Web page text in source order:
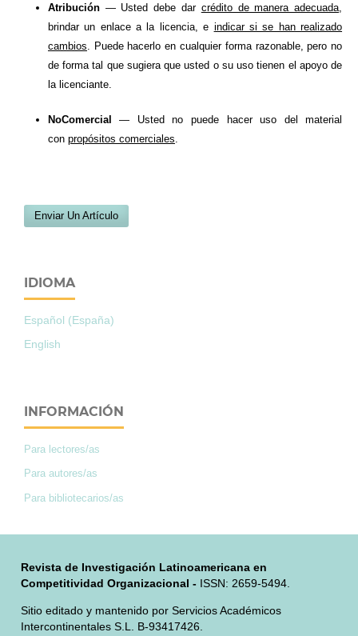
Atribución— Usted debe dar crédito de manera adecuada
brindar un enlace a la licencia, e indicar si se han realizado
cambios . Puede hacerlo en cualquier forma razonable, pero no
de forma tal que sugiera que usted o su uso tienen el apoyo de
la licenciante.
NoComercial — Usted no puede hacer uso del material
con propósitos comerciales
Enviar Un Artículo
IDIOMA
Español (España)
English
INFORMACIÓN
Para lectores/as
Para autores/as
Para bibliotecarios/as
Revista de Investigación Latinoamericana en
Competitividad Organizacional -ISSN: 2659-5494.
Sitio editado y mantenido por Servicios Académicos
Intercontinentales S.L. B-93417426.